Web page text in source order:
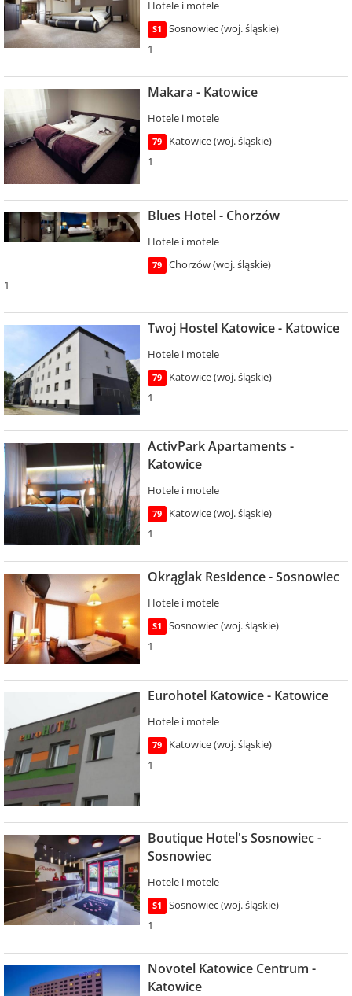
Hotele i motele
S1
Sosnowiec (woj. śląskie)
1
Makara - Katowice
Hotele i motele
79
Katowice (woj. śląskie)
1
Blues Hotel - Chorzów
Hotele i motele
79
Chorzów (woj. śląskie)
1
Twoj Hostel Katowice - Katowice
Hotele i motele
79
Katowice (woj. śląskie)
1
ActivPark Apartaments -
Katowice
Hotele i motele
79
Katowice (woj. śląskie)
1
Okrąglak Residence - Sosnowiec
Hotele i motele
S1
Sosnowiec (woj. śląskie)
1
Eurohotel Katowice - Katowice
Hotele i motele
79
Katowice (woj. śląskie)
1
Boutique Hotel's Sosnowiec -
Sosnowiec
Hotele i motele
S1
Sosnowiec (woj. śląskie)
1
Novotel Katowice Centrum -
Katowice